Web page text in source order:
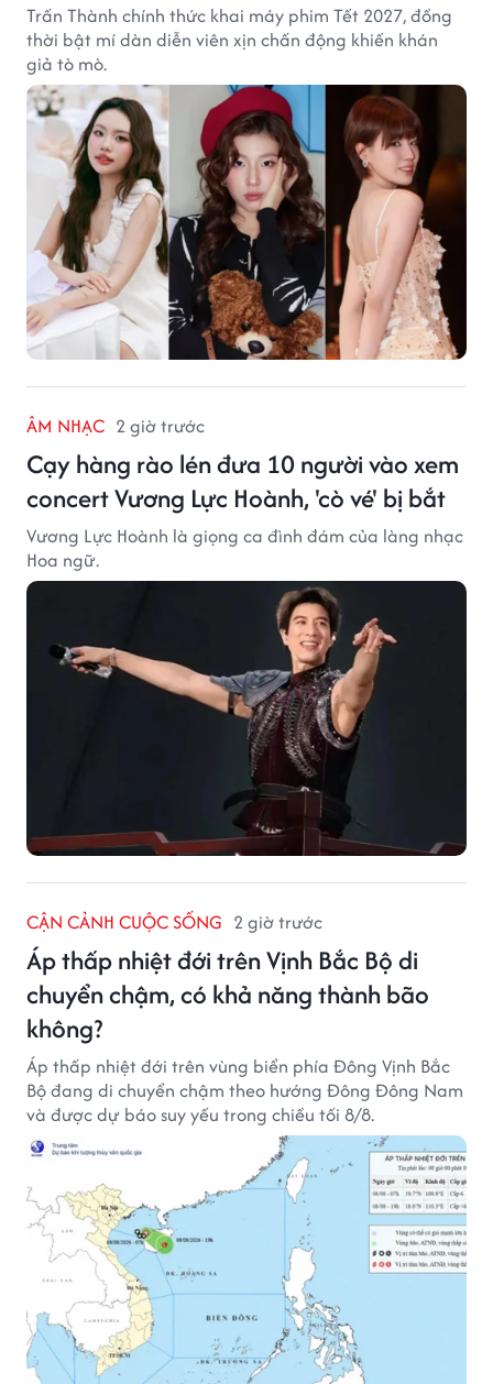
Trấn Thành chính thức khai máy phim Tết 2027, đồng
thời bật mí dàn diễn viên xịn chấn động khiến khán
giả tò mò.
ÂM NHẠC 2 giờ trước
Cạy hàng rào lén đưa 10 người vào xem
concert Vương Lực Hoành, 'cò vé' bị bắt
Vương Lực Hoành là giọng ca đình đám của làng nhạc
Hoa ngữ.
CẬN CẢNH CUỘC SỐNG 2 giờ trước
Áp thấp nhiệt đới trên Vịnh Bắc Bộ di
chuyển chậm, có khả năng thành bão
không?
Áp thấp nhiệt đới trên vùng biển phía Đông Vịnh Bắc
Bộ đang di chuyển chậm theo hướng Đông Đông Nam
và được dự báo suy yếu trong chiều tối 8/8.